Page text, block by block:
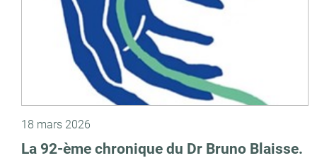
18 mars 2026
La 92-ème chronique du Dr Bruno Blaisse.